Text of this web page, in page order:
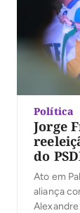
Política
Jorge
do
Ato em
aliança